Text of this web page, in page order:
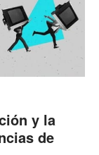
y la
de